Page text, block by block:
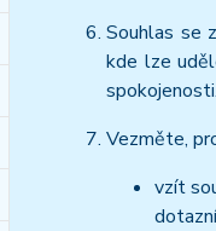
Souhlas se
kde lze
Vezměte,
vzít